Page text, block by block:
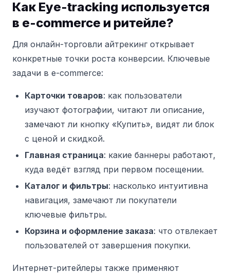
Как Eye-tracking используется
в e-commerce и ритейле?
Для онлайн-торговли айтрекинг открывает
конкретные точки роста конверсии. Ключевые
задачи в e-commerce:
Карточки товаров: как пользователи
изучают фотографии, читают ли описание,
замечают ли кнопку «Купить», видят ли блок
с ценой и скидкой.
Главная страница: какие баннеры работают,
куда ведёт взгляд при первом посещении.
Каталог и фильтры: насколько интуитивна
навигация, замечают ли покупатели
ключевые фильтры.
Корзина и оформление заказа: что отвлекает
пользователей от завершения покупки.
Интернет-ритейлеры также применяют